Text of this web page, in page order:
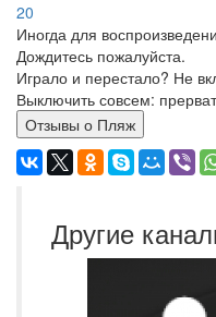
20
Иногда для
Дождитесь пожалуйста.
Играло и перестало? Не
Выключить совсем:
Отзывы о Пляж
Другие